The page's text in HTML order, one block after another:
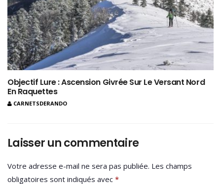
Objectif Lure : Ascension Givrée Sur Le Versant Nord
En Raquettes
CARNETSDERANDO
Laisser un commentaire
Votre adresse e-mail ne sera pas publiée. Les champs
obligatoires sont indiqués avec *